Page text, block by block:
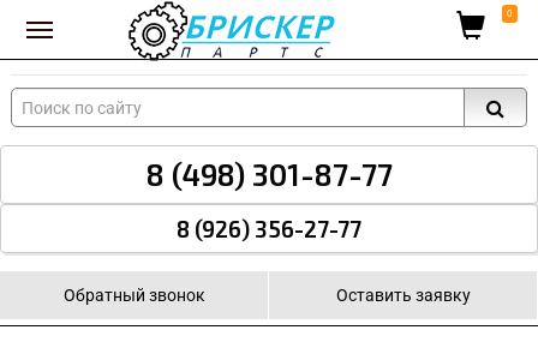
Вход для поставщиков 0
8 (498) 301-87-77
8 (926) 356-27-77
Обратный звонок Оставить заявку